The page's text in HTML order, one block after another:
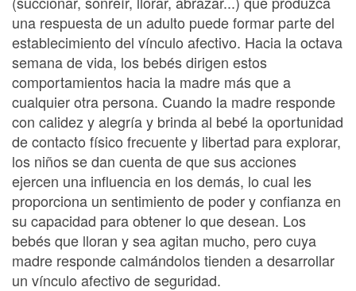
una respuesta de un adulto puede formar parte del
establecimiento del vínculo afectivo. Hacia la octava
semana de vida, los bebés dirigen estos
comportamientos hacia la madre más que a
cualquier otra persona. Cuando la madre responde
con calidez y alegría y brinda al bebé la oportunidad
de contacto físico frecuente y libertad para explorar,
los niños se dan cuenta de que sus acciones
ejercen una influencia en los demás, lo cual les
proporciona un sentimiento de poder y confianza en
su capacidad para obtener lo que desean. Los
bebés que lloran y sea agitan mucho, pero cuya
madre responde calmándolos tienden a desarrollar
un vínculo afectivo de seguridad.